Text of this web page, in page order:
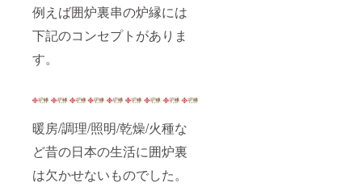
例えば囲炉裏串の炉縁には
下記のコンセプトがありま
す。
暖房/調理/照明/乾燥/火種な
ど昔の日本の生活に囲炉裏
は欠かせないものでした。